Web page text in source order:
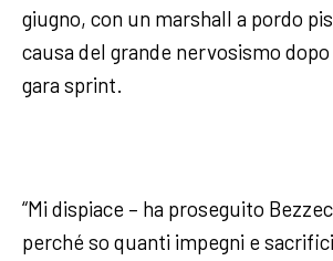
giugno, con un marshall a pordo
causa del grande nervosismo
gara sprint.
“Mi dispiace – ha proseguito
perché so quanti impegni e